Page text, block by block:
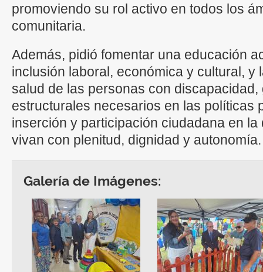
promoviendo su rol activo en todos los
comunitaria.
Además, pidió fomentar una educación
inclusión laboral, económica y cultural, y
salud de las personas con
estructurales necesarios en las políticas
inserción y participación ciudadana en
vivan con plenitud, dignidad y autonomía.
Galería de Imágenes: